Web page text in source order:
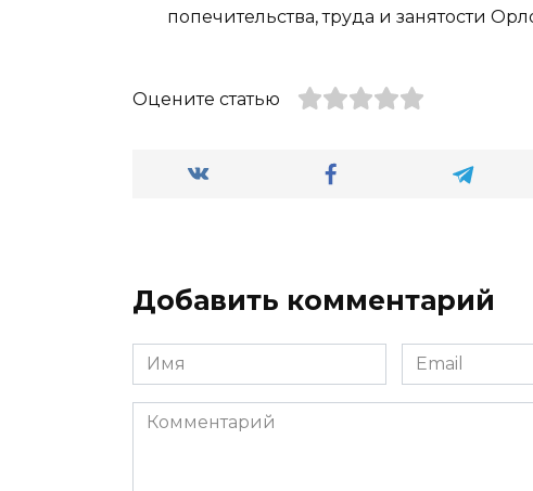
попечительства, труда и занятости
Оцените статью
Добавить комментарий
Имя
*
Email
*
Комментарий